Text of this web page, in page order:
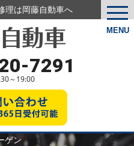
MENU
理は岡藤自動車へ
7291
～19:00
ゲン